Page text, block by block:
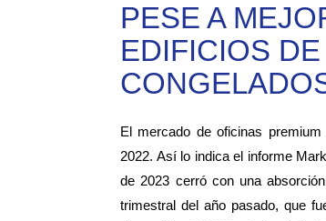
PESE A
EDIFICIOS
El mercado de oficinas
2022. Así lo indica el informe
de 2023 cerró con una
trimestral del año pasado, que